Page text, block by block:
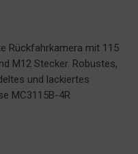
Rückfahrkamera mit 115
M12 Stecker. Robustes,
und lackiertes
MC3115B-4R